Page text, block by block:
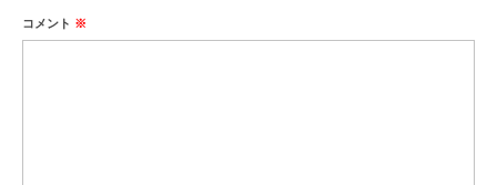
コメント ※